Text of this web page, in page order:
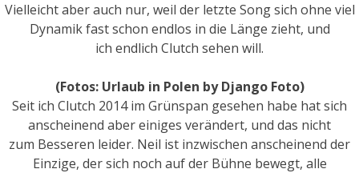
Vielleicht aber auch nur, weil der letzte Song sich ohne viel
Dynamik fast schon endlos in die Länge zieht, und
ich endlich Clutch sehen will.
(Fotos: Urlaub in Polen by Django Foto)
Seit ich Clutch 2014 im Grünspan gesehen habe hat sich
anscheinend aber einiges verändert, und das nicht
zum Besseren leider. Neil ist inzwischen anscheinend der
Einzige, der sich noch auf der Bühne bewegt, alle